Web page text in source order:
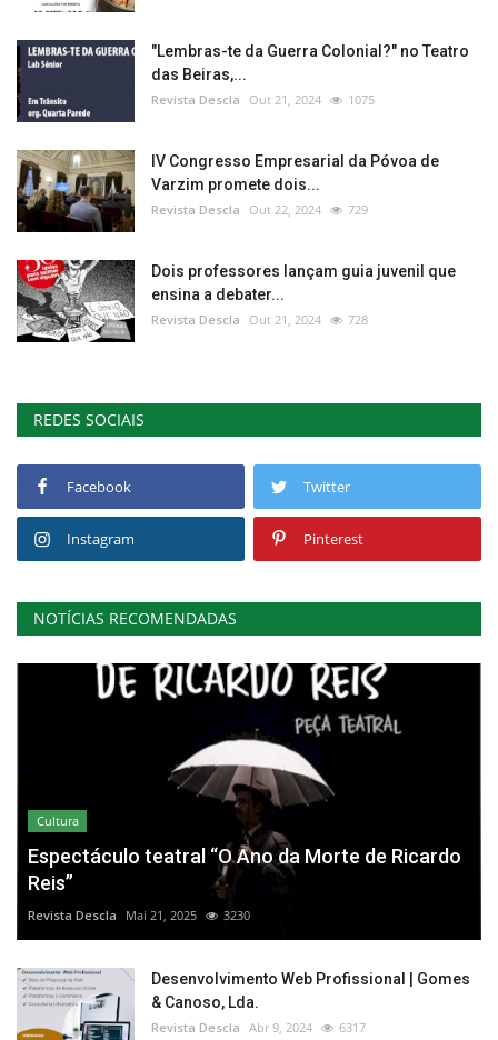
"Lembras-te da Guerra Colonial?" no Teatro
das Beiras,...
Revista Descla Out 21, 2024 1075
IV Congresso Empresarial da Póvoa de
Varzim promete dois...
Revista Descla Out 22, 2024 729
Dois professores lançam guia juvenil que
ensina a debater...
Revista Descla Out 21, 2024 728
REDES SOCIAIS
Facebook Twitter
Instagram Pinterest
NOTÍCIAS RECOMENDADAS
Cultura
Espectáculo teatral “O Ano da Morte de Ricardo
Reis”
Revista Descla Mai 21, 2025 3230
Desenvolvimento Web Profissional | Gomes
& Canoso, Lda.
Revista Descla Abr 9, 2024 6317